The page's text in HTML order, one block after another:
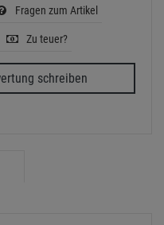
Fragen zum Artikel
Zu teuer?
schreiben